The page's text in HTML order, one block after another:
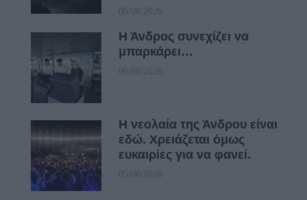
06/08/2026
Η Άνδρος συνεχίζει να
μπαρκάρει…
06/08/2026
Η νεολαία της Άνδρου είναι
εδώ. Χρειάζεται όμως
ευκαιρίες για να φανεί.
05/08/2026